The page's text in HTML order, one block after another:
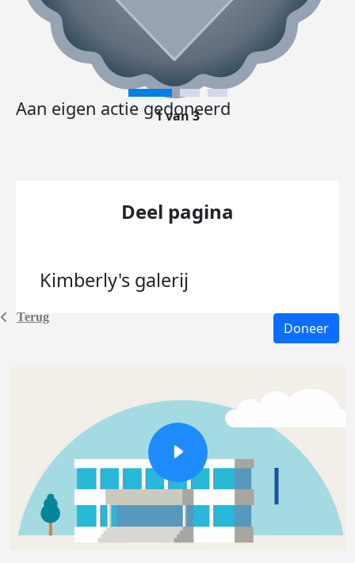
Terug
Aan eigen actie gedoneerd
1 van 3
Deel pagina
Kimberly's galerij
Doneer